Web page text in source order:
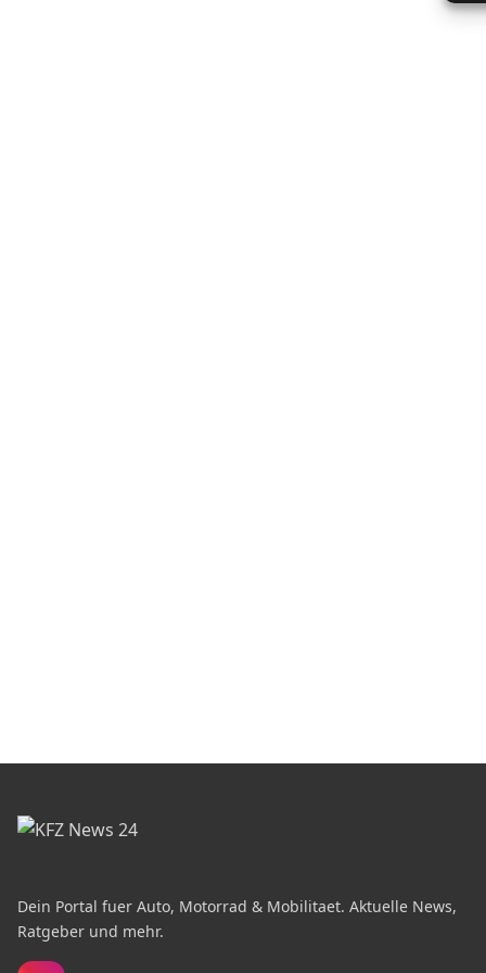
Dein Portal fuer Auto, Motorrad & Mobilitaet. Aktuelle News,
Ratgeber und mehr.